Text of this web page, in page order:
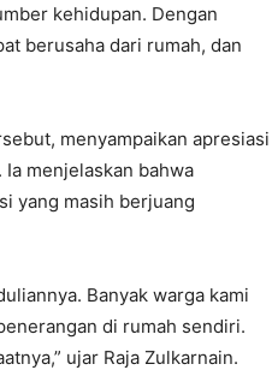
kehidupan. Dengan
berusaha dari rumah, dan
menyampaikan apresiasi
menjelaskan bahwa
yang masih berjuang
Banyak warga kami
di rumah sendiri.
ujar Raja Zulkarnain.